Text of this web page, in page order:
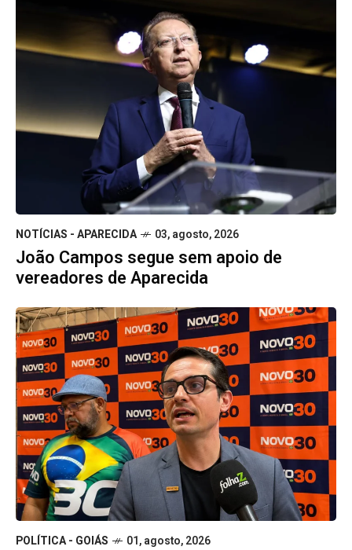
NOTÍCIAS - APARECIDA 03, agosto, 2026
João Campos segue sem apoio de
vereadores de Aparecida
POLÍTICA - GOIÁS 01, agosto, 2026